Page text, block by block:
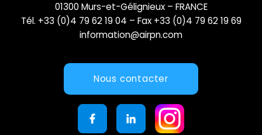
01300 Murs-et-Gélignieux – FRANCE
Tél. +33 (0)4 79 62 19 04 – Fax +33 (0)4 79 62 19 69
information@airpn.com
Nous contacter